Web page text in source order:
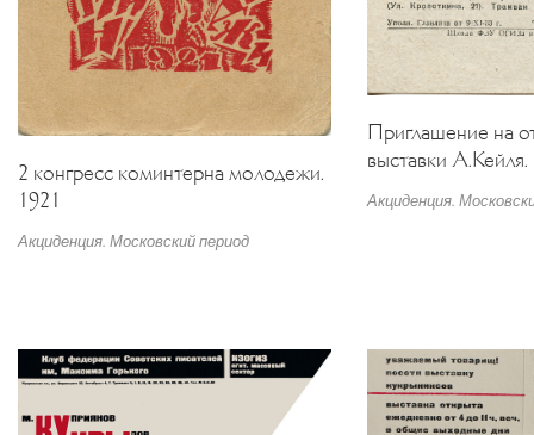
2 конгресс коминтерна молодежи.
1921
Акциденция. Московский период
Приглашение на
выставки А.Кейля.
Акциденция.